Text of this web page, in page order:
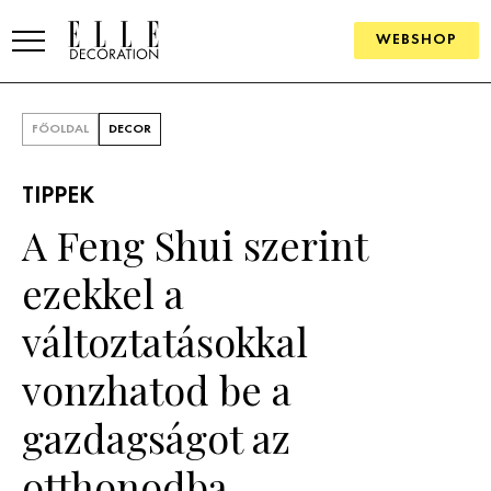
WEBSHOP
SZOBÁK
Konyha
Fürdőszoba
Nappali
Hálószoba
ÖTLETEK
Lakások
FŐOLDAL DECOR
TIPPEK
A Feng Shui szerint
ezekkel a
változtatásokkal
vonzhatod be a
gazdagságot az